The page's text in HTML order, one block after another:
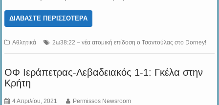
ΔΙΑΒΆΣΤΕ ΠΕΡΙΣΣΌΤΕΡΑ
Αθλητικά 2ω38:22 – νέα ατομική επίδοση ο Τσαντούλας στο Dorney!
ΟΦ Ιεράπετρας-Λεβαδειακός 1-1: Γκέλα στην
Κρήτη
4 Απριλίου, 2021 Permissos Newsroom